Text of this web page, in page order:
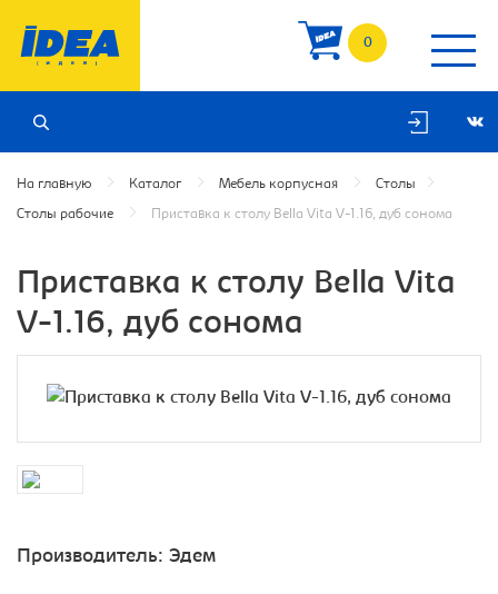
0
На главную Каталог Мебель корпусная Столы
Столы рабочие Приставка к столу Bella Vita V-1.16, дуб сонома
Приставка к столу Bella Vita
V-1.16, дуб сонома
Производитель: Эдем